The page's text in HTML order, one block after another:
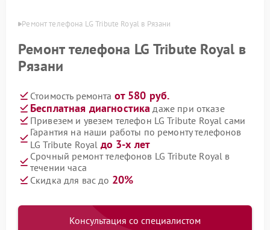
Ремонт телефона LG Tribute Royal в Рязани
Ремонт телефона LG Tribute Royal в
Рязани
Стоимость ремонта от 580 руб.
Бесплатная диагностика даже при отказе
Привезем и увезем телефон LG Tribute Royal сами
Гарантия на наши работы по ремонту телефонов
LG Tribute Royal до 3-х лет
Срочный ремонт телефонов LG Tribute Royal в
течении часа
Скидка для вас до 20%
Консультация со специалистом